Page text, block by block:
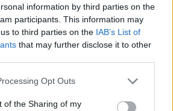
information by third parties on the
participants. This information may
to third parties on the IAB’s List of
that may further disclose it to other
app uses one or more Google
or usage behaviour. You may click to
Opt Outs
of the Sharing of my